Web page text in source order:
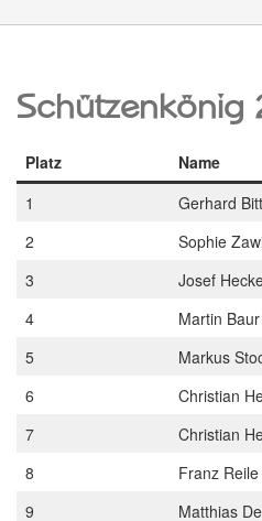
Platz Name
1
Gerhard
2
Sophie
3
Josef
4
Martin Baur
5
Markus
6
Christian
7
Christian
8
Franz Reile
9
Matthias